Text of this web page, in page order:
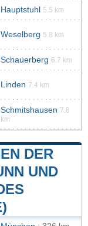
Hauptstuhl 5.5 km
Weselberg 5.8 km
Schauerberg 6.7 km
Linden 7.4 km
Schmitshausen 7.8
km
DER
UND